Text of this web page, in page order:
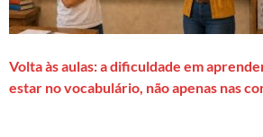
Volta às aulas: a dificuldade em
estar no vocabulário, não apenas nas